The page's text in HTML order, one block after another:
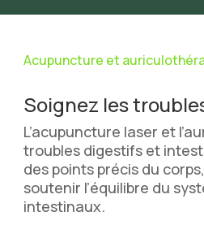
Acupuncture et
Soignez les
L’acupuncture laser et
troubles digestifs et
des points précis du
soutenir l’équilibre du
intestinaux.